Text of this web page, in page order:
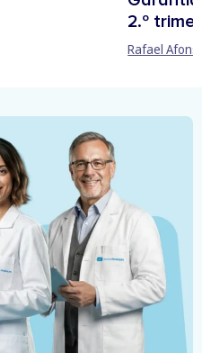
2.º
Rafael